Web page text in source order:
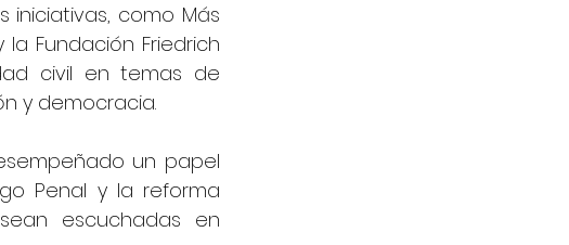
como Más
la Fundación Friedrich
civil en temas de
y democracia.
un papel
Penal y la reforma
escuchadas en